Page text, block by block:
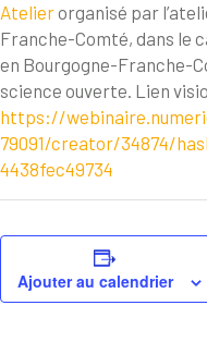
Atelierorganisé par
Franche-Comté, dans le
en Bourgogne-Franche-
science ouverte. Lien
https://
79091/creator/34874/
4438fec49734
Ajouter au calendrier